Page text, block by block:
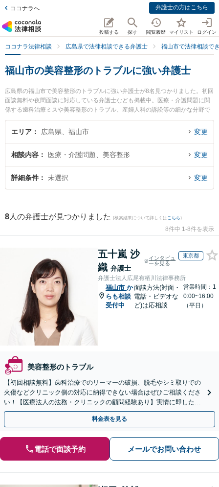
ココナラへ 弁護士の方はこちら
投稿する 探す 閲覧履歴 マイリスト ログイン
ココナラ法律相談 広島県で法律相談できる弁護士 福山市で法律相談で
福山市の美容整形のトラブルに強い弁護士
広島県の福山市で美容整形のトラブルに強い弁護士が8名見つかりました。初回
面談無料や夜間面談に対応している弁護士なども掲載中。医療・介護問題に関
係する歯科治療ミスや美容整形のトラブル、産婦人科の訴訟等の細かな分野で
の絞り込み検索もでき便利です。特に弁護士法人ばらのまち法律事務所の瀬尾
義裕弁護士や弁護士法人山下江法律事務所 福山支部の伊藤 敦史弁護士、弁護士
形のトラブルのトラブルを今すぐに弁護士に相談したい』『美容整形のトラブ
ルのトラブル解決の実績豊富な近くの弁護士を検索したい』『初回相談無料で
美容整形のトラブルを法律相談できる福山市内の弁護士に相談予約したい』な
エリア 広島県、福山市 変更
相談内容 医療・介護問題、美容整形 変更
詳細条件 未選択 変更
8 人の弁護士が見つかりました (検索結果について詳しくは こちら)
8件中 1-8件を表示
五十嵐 沙
織 弁護士
インタビュ
ーを見る
東京都
弁護士法人広尾有栖川法律事務所
福山市 か
らも相談
受付中
面談方法(対面・
電話・ビデオな
ど)は応相談
営業時間：1
0:00~16:00
（平日）
美容整形のトラブル
【初回相談無料】歯科治療でのリーマーの破損、脱毛やシミ取りでの
火傷などクリニック側の対応に納得できない場合はぜひご相談くださ
い！【医療法人の法務・クリニックの顧問経験あり】実情に即したア
ドバイスで、納得のできるトラブルの解決を目指します。
料金表を見る
電話で面談予約 メールでお問い合わせ